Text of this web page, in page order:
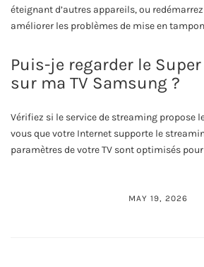
éteignant d’autres appareils, ou
améliorer les problèmes de mise en
Puis-je regarder le Super
sur ma TV Samsung ?
Vérifiez si le service de streaming propose
vous que votre Internet supporte le
paramètres de votre TV sont optimisés
MAY 19, 2026